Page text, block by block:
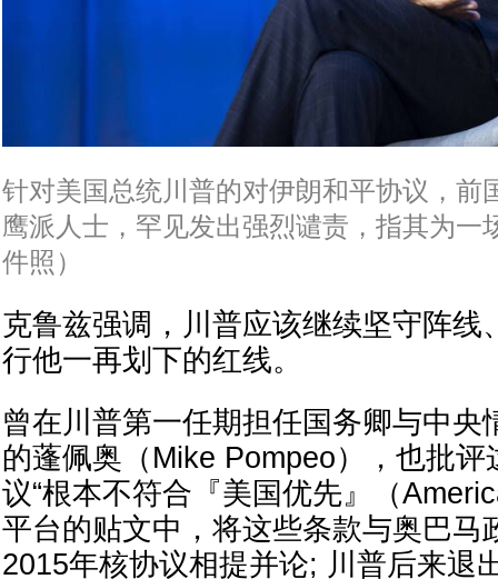
针对美国总统川普的对伊朗和平协议，前
鹰派人士，罕见发出强烈谴责，指其为一
件照）
克鲁兹强调，川普应该继续坚守阵线
行他一再划下的红线。
曾在川普第一任期担任国务卿与中央
的蓬佩奥（Mike Pompeo），也批评
议“根本不符合『美国优先』（
平台的贴文中，将这些条款与奥巴马
2015年核协议相提并论; 川普后来退